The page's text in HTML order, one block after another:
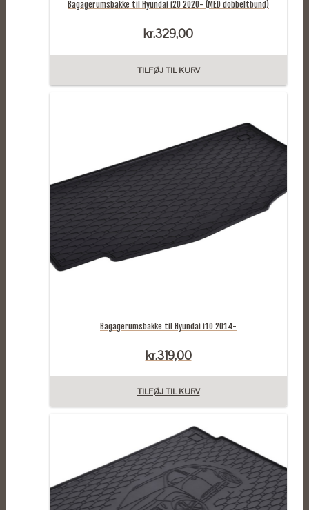
Bagagerumsbakke til Hyundai i20 2020- (MED dobbeltbund)
kr.329,00
TILFØJ TIL KURV
Bagagerumsbakke til Hyundai i10 2014-
kr.319,00
TILFØJ TIL KURV